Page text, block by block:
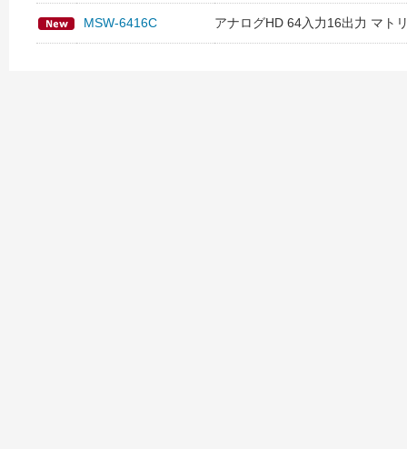
MSW-6416C アナログHD 64入力16出力 マト